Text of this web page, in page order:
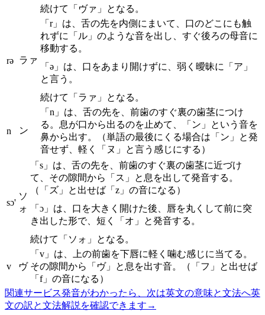
続けて「ヴァ」となる。
rə ラァ
「r」は、舌の先を内側にまいて、口のどこにも触
れずに「ル」のような音を出し、すぐ後ろの母音に
移動する。
「ə」は、口をあまり開けずに、弱く曖昧に「ア」
と言う。
続けて「ラァ」となる。
n ン
「n」は、舌の先を、前歯のすぐ裏の歯茎につけ
る。息が口から出るのを止めて、「ン」という音を
鼻から出す。（単語の最後にくる場合は「ン」と発
音せず、軽く「ヌ」と言う感じにする）
sɔ'
ソ
ォ
「s」は、舌の先を、前歯のすぐ裏の歯茎に近づけ
て、その隙間から「ス」と息を出して発音する。
（「ズ」と出せば「z」の音になる）
「ɔ」は、口を大きく開けた後、唇を丸くして前に突
き出した形で、短く「オ」と発音する。
続けて「ソォ」となる。
v ヴ
「v」は、上の前歯を下唇に軽く噛む感じに当てる。
その隙間から「ヴ」と息を出す音。（「フ」と出せば
「f」の音になる）
関連サービス発音がわかったら、次は英文の意味と文法へ英
文の訳と文法解説を確認できます →